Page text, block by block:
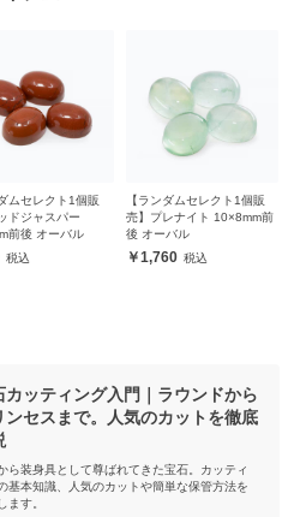
ンダムセレクト1個販
プレナイト 10×8mm前
ーバル
【ランダムセレクト1個販
売】ブルーレース 10×8mm
前後 オーバル
990
カッティング入門｜ラウンドから
ンセスまで。人気のカットを徹底
ら装身具として尊ばれてきた宝石。カッティ
基本知識、人気のカットや簡単な保管方法を
ます。